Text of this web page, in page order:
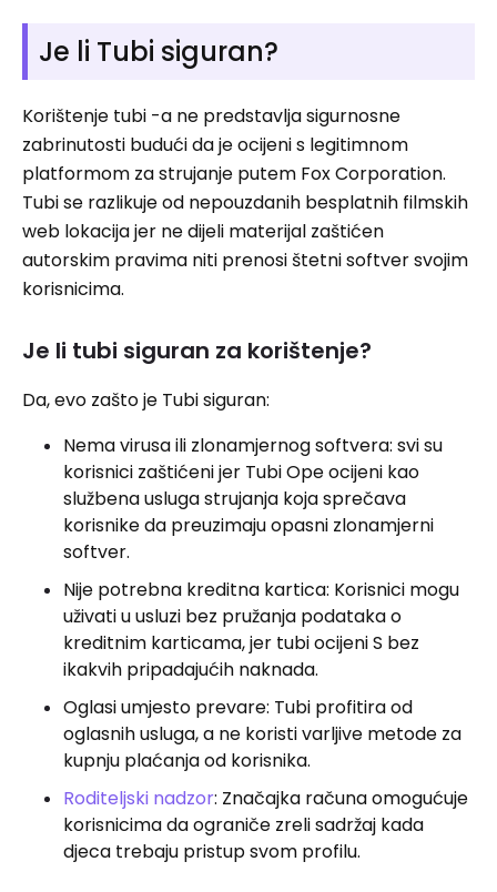
Je li Tubi siguran?
Korištenje tubi -a ne predstavlja sigurnosne
zabrinutosti budući da je ocijeni s legitimnom
platformom za strujanje putem Fox Corporation.
Tubi se razlikuje od nepouzdanih besplatnih filmskih
web lokacija jer ne dijeli materijal zaštićen
autorskim pravima niti prenosi štetni softver svojim
korisnicima.
Je li tubi siguran za korištenje?
Da, evo zašto je Tubi siguran:
Nema virusa ili zlonamjernog softvera: svi su
korisnici zaštićeni jer Tubi Ope ocijeni kao
službena usluga strujanja koja sprečava
korisnike da preuzimaju opasni zlonamjerni
softver.
Nije potrebna kreditna kartica: Korisnici mogu
uživati ​​u usluzi bez pružanja podataka o
kreditnim karticama, jer tubi ocijeni S bez
ikakvih pripadajućih naknada.
Oglasi umjesto prevare: Tubi profitira od
oglasnih usluga, a ne koristi varljive metode za
kupnju plaćanja od korisnika.
Roditeljski nadzor: Značajka računa omogućuje
korisnicima da ograniče zreli sadržaj kada
djeca trebaju pristup svom profilu.